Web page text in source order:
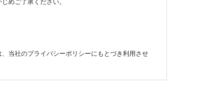
めご了承ください。
当社のプライバシーポリシーにもとづき利用させ